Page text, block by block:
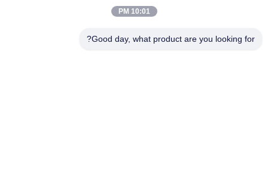
الخدش
10:01 PM
Good day, what product are you looking for?